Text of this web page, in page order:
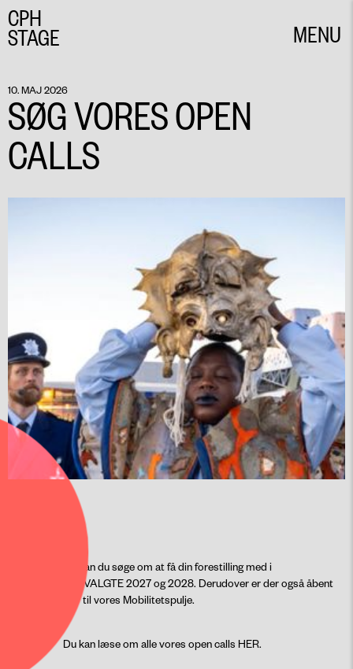
CPH
STAGE
MENU
10. MAJ 2026
SØG VORES OPEN
CALLS
Nu kan du søge om at få din forestilling med i
CPH STAGE UDVALGTE 2027 og 2028. Derudover er der også åbent
for ansøgninger til vores Mobilitetspulje.
Du kan læse om alle vores open calls HER.